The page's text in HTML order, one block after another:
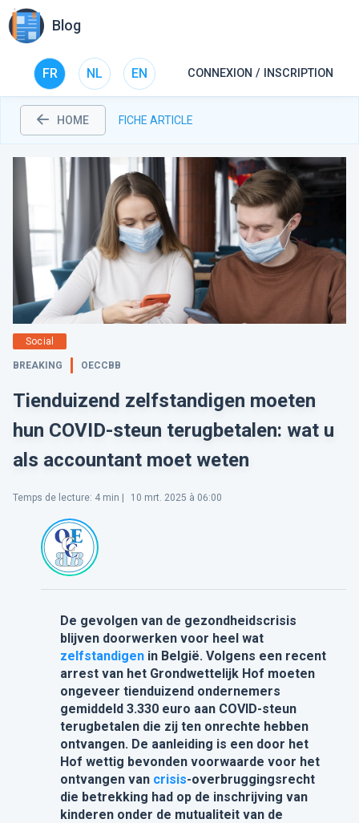
Blog
FR NL EN CONNEXION / INSCRIPTION
HOME FICHE ARTICLE
Social
BREAKING OECCBB
Tienduizend zelfstandigen moeten
hun COVID-steun terugbetalen: wat u
als accountant moet weten
Temps de lecture: 4 min | 10 mrt. 2025 à 06:00
De gevolgen van de gezondheidscrisis
blijven doorwerken voor heel wat
zelfstandigenin België. Volgens een recent
arrest van het Grondwettelijk Hof moeten
ongeveer tienduizend ondernemers
gemiddeld 3.330 euro aan COVID-steun
terugbetalen die zij ten onrechte hebben
ontvangen. De aanleiding is een door het
Hof wettig bevonden voorwaarde voor het
ontvangen van crisis-overbruggingsrecht
die betrekking had op de inschrijving van
kinderen onder de mutualiteit van de